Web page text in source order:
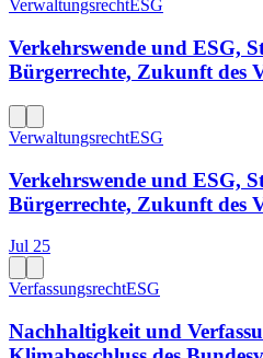
VerwaltungsrechtESG
Verkehrswende und ESG,
Bürgerrechte, Zukunft des
VerwaltungsrechtESG
Verkehrswende und ESG,
Bürgerrechte, Zukunft des
Jul 25
VerfassungsrechtESG
Nachhaltigkeit und